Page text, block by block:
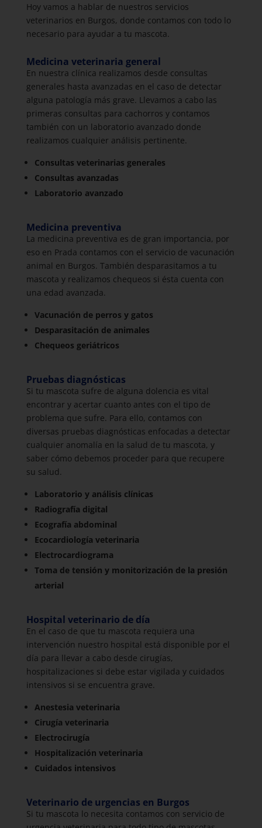
Hoy vamos a hablar de nuestros servicios
veterinarios en Burgos, donde contamos con todo lo
necesario para ayudar a tu mascota.
Medicina veterinaria general
En nuestra clínica realizamos desde consultas
generales hasta avanzadas en el caso de detectar
alguna patología más grave. Llevamos a cabo las
primeras consultas para cachorros y contamos
también con un laboratorio avanzado donde
realizamos cualquier análisis pertinente.
Consultas veterinarias generales
Consultas avanzadas
Laboratorio avanzado
Medicina preventiva
La medicina preventiva es de gran importancia, por
eso en Prada contamos con el servicio de vacunación
animal en Burgos. También desparasitamos a tu
mascota y realizamos chequeos si ésta cuenta con
una edad avanzada.
Vacunación de perros y gatos
Desparasitación de animales
Chequeos geriátricos
Pruebas diagnósticas
Si tu mascota sufre de alguna dolencia es vital
encontrar y acertar cuanto antes con el tipo de
problema que sufre. Para ello, contamos con
diversas pruebas diagnósticas enfocadas a detectar
cualquier anomalía en la salud de tu mascota, y
saber cómo debemos proceder para que recupere
su salud.
Laboratorio y análisis clínicas
Radiografía digital
Ecografía abdominal
Ecocardiología veterinaria
Electrocardiograma
Toma de tensión y monitorización de la presión
arterial
Hospital veterinario de día
En el caso de que tu mascota requiera una
intervención nuestro hospital está disponible por el
día para llevar a cabo desde cirugías,
hospitalizaciones si debe estar vigilada y cuidados
intensivos si se encuentra grave.
Anestesia veterinaria
Cirugía veterinaria
Electrocirugía
Hospitalización veterinaria
Cuidados intensivos
Veterinario de urgencias en Burgos
Si tu mascota lo necesita contamos con servicio de